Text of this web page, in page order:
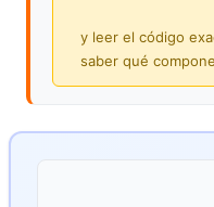
y leer el código
saber qué